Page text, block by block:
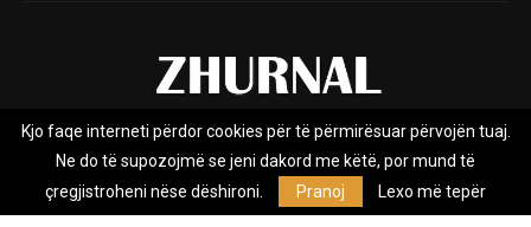
Rreth nesh Impresumi Marketing
Privacy Policy
Zhurnal.mk është Agjenci e Lajmeve e pavarur, e themeluar në vitin
Kjo faqe interneti përdor cookies për të përmirësuar përvojën tuaj.
Ne do të supozojmë se jeni dakord me këtë, por mund të
çregjistroheni nëse dëshironi.
Pranoj Lexo më tepër